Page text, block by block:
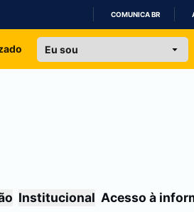
IR
COMUNICA BR
Institucional Acesso à